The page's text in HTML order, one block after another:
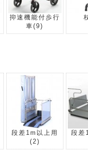
抑速機能付歩行
車(9)
段差1m以上用
(2)
段差